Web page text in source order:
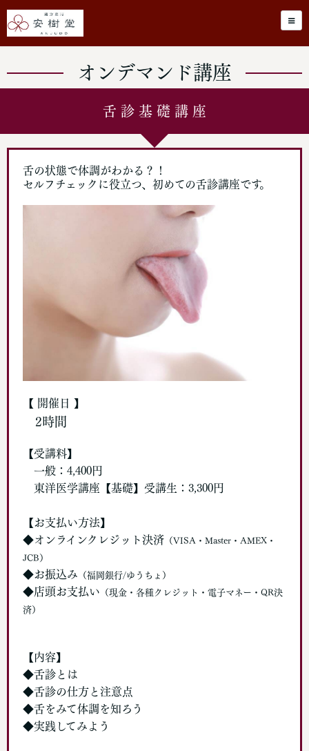
オンデマンド講座
舌 診 基 礎 講 座
舌の状態で体調がわかる？！
セルフチェックに役立つ、初めての舌診講座です。
【 開催日 】
2時間
【受講料】
一般：4,400円
東洋医学講座【基礎】受講生：3,300円
【お支払い方法】
◆オンラインクレジット決済 （VISA・Master・AMEX・
JCB）
◆お振込み （福岡銀行/ゆうちょ）
◆店頭お支払い （現金・各種クレジット・電子マネー・QR決
済）
【内容】
◆舌診とは
◆舌診の仕方と注意点
◆舌をみて体調を知ろう
◆実践してみよう